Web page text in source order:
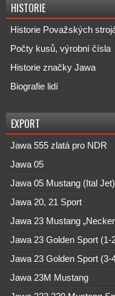
HISTORIE
Historie Považských
Počty kusů, výrobní čísla
Historie značky Jawa
Biografie lidí
EXPORT
Jawa 555 zlatá pro NDR
Jawa 05
Jawa 05 Mustang (Ital Jet)
Jawa 20, 21 Sport
Jawa 23 Mustang
Jawa 23 Golden Sport (1-
Jawa 23 Golden Sport (3-
Jawa 23M Mustang